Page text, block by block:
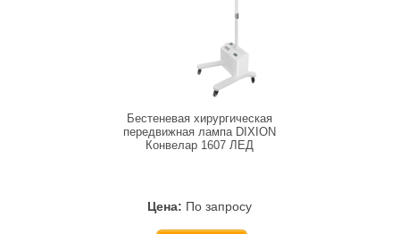
Бестеневая хирургическая
передвижная лампа DIXION
Конвелар 1607 ЛЕД
Цена: По запросу